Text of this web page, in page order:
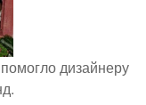
дизайнеру